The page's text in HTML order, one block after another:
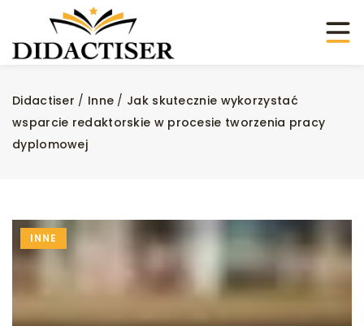
Didactiser / Inne / Jak skutecznie wykorzystać
wsparcie redaktorskie w procesie tworzenia pracy
dyplomowej
INNE